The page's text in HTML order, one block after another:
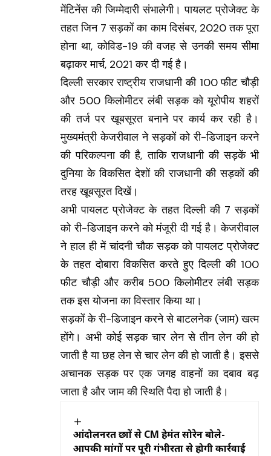
मेंटिनेंस की जिम्मेदारी संभालेगी। पायलट प्रोजेक्ट के
तहत जिन 7 सड़कों का काम दिसंबर, 2020 तक पूरा
होना था, कोविड-19 की वजह से उनकी समय सीमा
बढ़ाकर मार्च, 2021 कर दी गई है।
दिल्ली सरकार राष्ट्रीय राजधानी की 100 फीट चौड़ी
और 500 किलोमीटर लंबी सड़क को यूरोपीय शहरों
की तर्ज पर खूबसूरत बनाने पर कार्य कर रही है।
मुख्यमंत्री केजरीवाल ने सड़कों को री-डिजाइन करने
की परिकल्पना की है, ताकि राजधानी की सड़कें भी
दुनिया के विकसित देशों की राजधानी की सड़कों की
तरह खूबसूरत दिखें।
अभी पायलट प्रोजेक्ट के तहत दिल्ली की 7 सड़कों
को री-डिजाइन करने को मंजूरी दी गई है। केजरीवाल
ने हाल ही में चांदनी चौक सड़क को पायलट प्रोजेक्ट
के तहत दोबारा विकसित करते हुए दिल्ली की 100
फीट चौड़ी और करीब 500 किलोमीटर लंबी सड़क
तक इस योजना का विस्तार किया था।
सड़कों के री-डिजाइन करने से बाटलनेक (जाम) खत्म
होंगे। अभी कोई सड़क चार लेन से तीन लेन की हो
जाती है या छह लेन से चार लेन की हो जाती है। इससे
अचानक सड़क पर एक जगह वाहनों का दबाव बढ़
जाता है और जाम की स्थिति पैदा हो जाती है।
आंदोलनरत छात्रों से CM हेमंत सोरेन बोले-
आपकी मांगों पर पूरी गंभीरता से होगी कार्रवाई